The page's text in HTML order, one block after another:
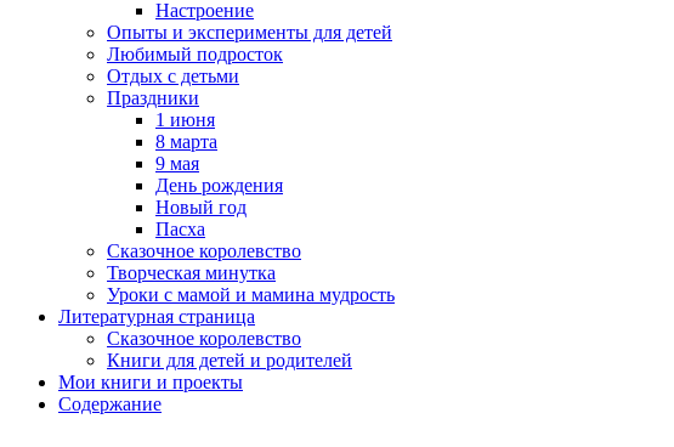
Настроение
Опыты и эксперименты для детей
Любимый подросток
Отдых с детьми
Праздники
1 июня
8 марта
9 мая
День рождения
Новый год
Пасха
Сказочное королевство
Творческая минутка
Уроки с мамой и мамина мудрость
Литературная страница
Сказочное королевство
Книги для детей и родителей
Мои книги и проекты
Содержание